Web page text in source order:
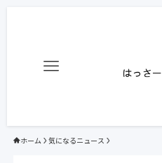
ホーム 気になるニュース